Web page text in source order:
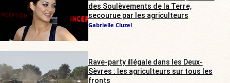
des Soulèvements de la Terre,
secourue par les agriculteurs
Gabrielle Cluzel
Rave-party illégale dans les Deux-
Sèvres : les agriculteurs sur tous les
fronts